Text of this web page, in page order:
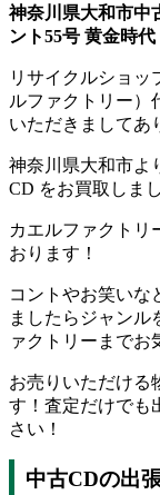
神奈川県大和市中
ント55号 黄金時
リサイクルショッ
ルファクトリー）
いただきましてあ
神奈川県大和市よ
CD をお買取しま
カエルファクトリ
おります！
コントやお笑いな
ましたらジャンル
ァクトリーまでお
お売りいただける
す！査定だけでも
さい！
中古CDの出